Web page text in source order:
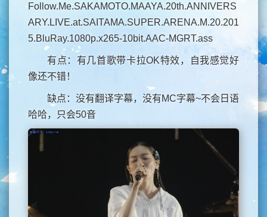
Follow.Me.SAKAMOTO.MAAYA.20th.ANNIVERS
ARY.LIVE.at.SAITAMA.SUPER.ARENA.M.20.201
5.BluRay.1080p.x265-10bit.AAC-MGRT.ass
有点：有几首歌带卡拉OK特效，自我感觉好
像还不错！
缺点：没有翻译字幕，没有MC字幕~不会日语
哈哈，只会50音